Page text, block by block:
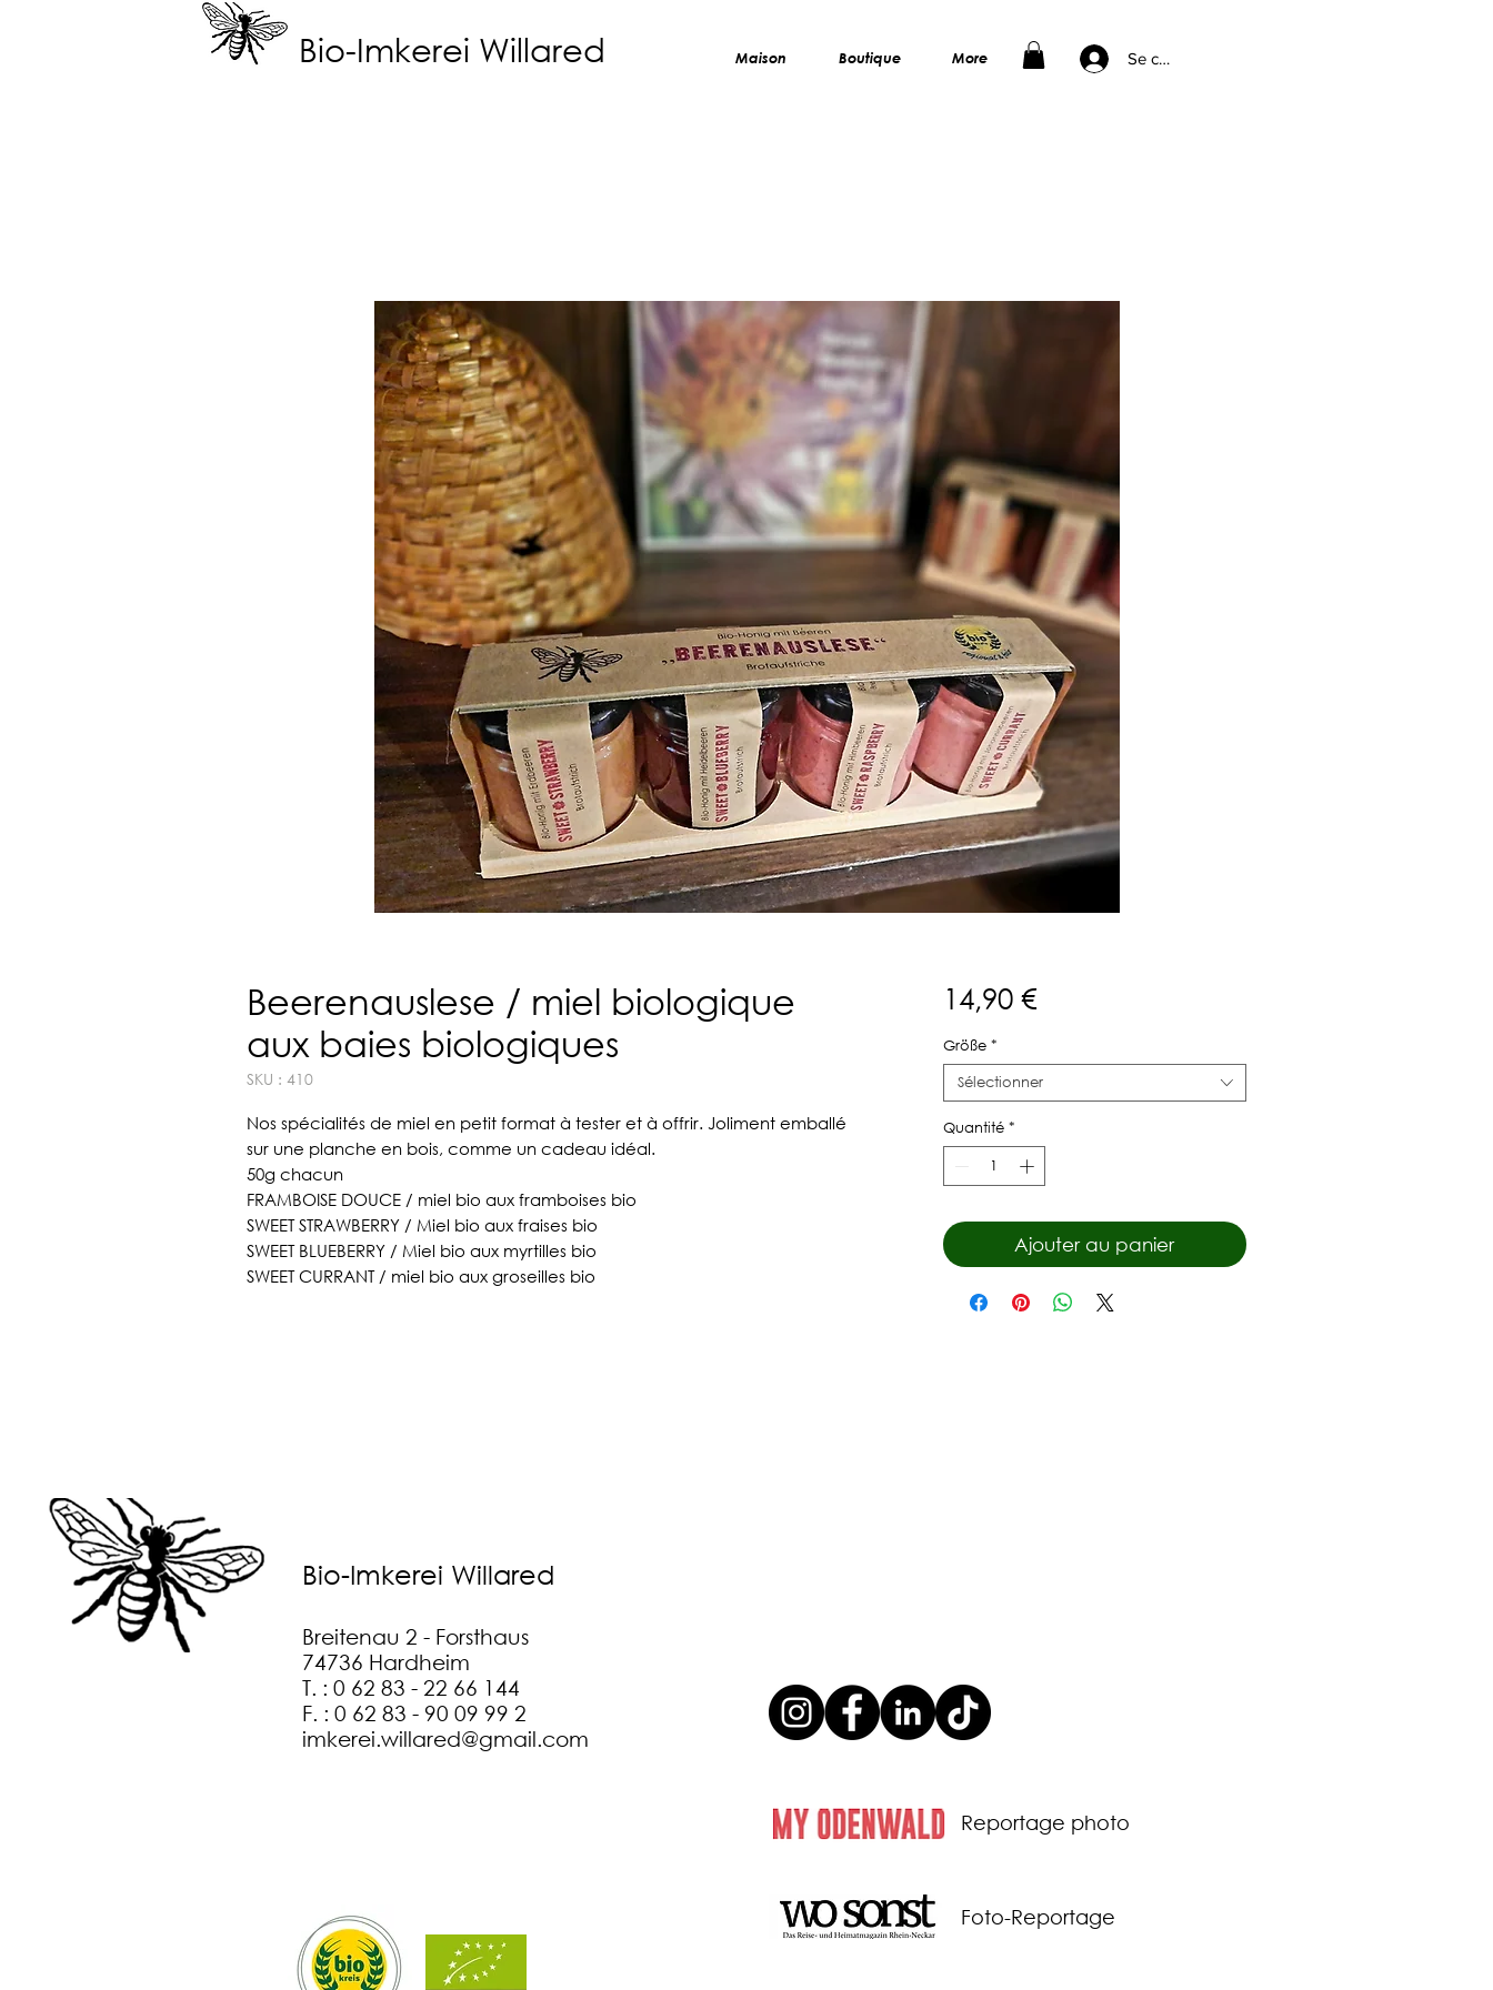
Bio-Imkerei Willared Maison Boutique More Se connecter
Beerenauslese / miel biologique
aux baies biologiques
SKU : 410
Nos spécialités de miel en petit format à tester et à offrir. Joliment emballé
sur une planche en bois, comme un cadeau idéal.
50g chacun
FRAMBOISE DOUCE / miel bio aux framboises bio
SWEET STRAWBERRY / Miel bio aux fraises bio
SWEET BLUEBERRY / Miel bio aux myrtilles bio
SWEET CURRANT / miel bio aux groseilles bio
14,90 €Prix
Größe *
Sélectionner
Quantité *
Ajouter au panier
Bio-Imkerei Willared
Breitenau 2 - Forsthaus
74736 Hardheim
T. : 0 62 83 - 22 66 144
F. : 0 62 83 - 90 09 99 2
imkerei.willared@gmail.com
Reportage photo
Foto-Reportage